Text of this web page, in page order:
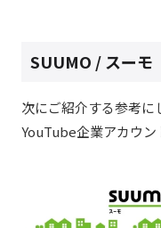
SUUMO / スーモ
次にご紹介する参考に
YouTube企業アカウン